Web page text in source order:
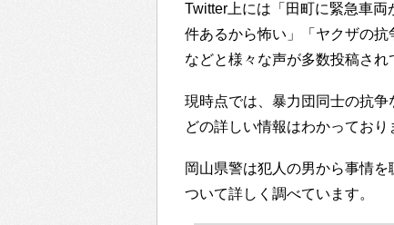
Twitter上には「田町に緊急車
件あるから怖い」「ヤクザの
などと様々な声が多数投稿され
現時点では、暴力団同士の抗
どの詳しい情報はわかっており
岡山県警は犯人の男から事情
ついて詳しく調べています。